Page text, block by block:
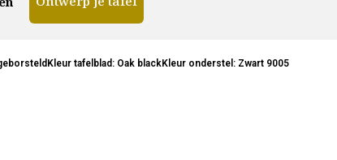
Ontwerp je tafel
tafelblad: Oak blackKleur onderstel: Zwart 9005